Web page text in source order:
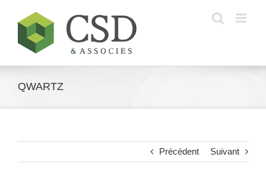
QWARTZ
Précédent Suivant